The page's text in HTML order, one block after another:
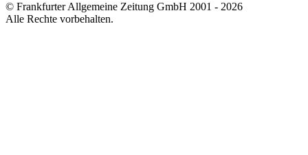
© Frankfurter Allgemeine Zeitung GmbH 2001 - 2026
Alle Rechte vorbehalten.